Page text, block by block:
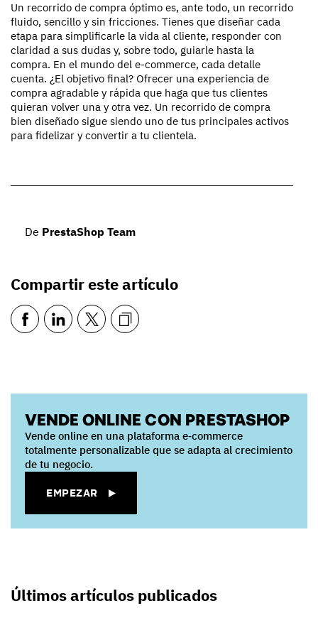
Un recorrido de compra óptimo es, ante todo, un recorrido
fluido, sencillo y sin fricciones. Tienes que diseñar cada
etapa para simplificarle la vida al cliente, responder con
claridad a sus dudas y, sobre todo, guiarle hasta la
compra. En el mundo del e-commerce, cada detalle
cuenta. ¿El objetivo final? Ofrecer una experiencia de
compra agradable y rápida que haga que tus clientes
quieran volver una y otra vez. Un recorrido de compra
bien diseñado sigue siendo uno de tus principales activos
para fidelizar y convertir a tu clientela.
De PrestaShop Team
Compartir este artículo
VENDE ONLINE CON PRESTASHOP
Vende online en una plataforma e‑commerce
totalmente personalizable que se adapta al crecimiento
de tu negocio.
EMPEZAR
Últimos artículos publicados